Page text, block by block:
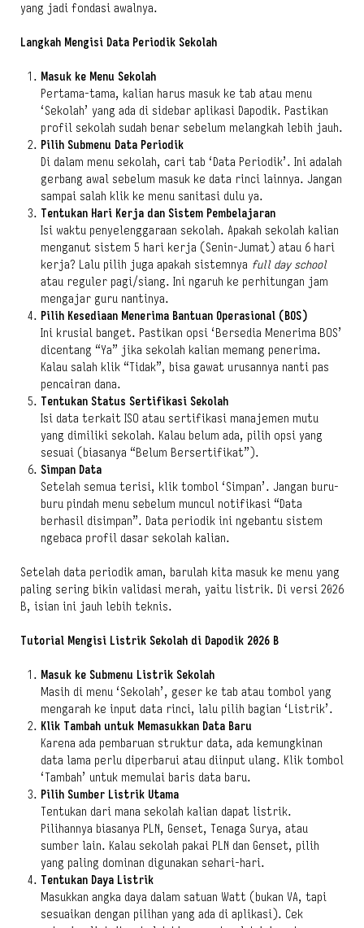
yang jadi fondasi awalnya.
Langkah Mengisi Data Periodik Sekolah
Masuk ke Menu Sekolah
Pertama-tama, kalian harus masuk ke tab atau menu
‘Sekolah’ yang ada di sidebar aplikasi Dapodik. Pastikan
profil sekolah sudah benar sebelum melangkah lebih jauh.
Pilih Submenu Data Periodik
Di dalam menu sekolah, cari tab ‘Data Periodik’. Ini adalah
gerbang awal sebelum masuk ke data rinci lainnya. Jangan
sampai salah klik ke menu sanitasi dulu ya.
Tentukan Hari Kerja dan Sistem Pembelajaran
Isi waktu penyelenggaraan sekolah. Apakah sekolah kalian
menganut sistem 5 hari kerja (Senin-Jumat) atau 6 hari
kerja? Lalu pilih juga apakah sistemnya full day school
atau reguler pagi/siang. Ini ngaruh ke perhitungan jam
mengajar guru nantinya.
Pilih Kesediaan Menerima Bantuan Operasional (BOS)
Ini krusial banget. Pastikan opsi ‘Bersedia Menerima BOS’
dicentang “Ya” jika sekolah kalian memang penerima.
Kalau salah klik “Tidak”, bisa gawat urusannya nanti pas
pencairan dana.
Tentukan Status Sertifikasi Sekolah
Isi data terkait ISO atau sertifikasi manajemen mutu
yang dimiliki sekolah. Kalau belum ada, pilih opsi yang
sesuai (biasanya “Belum Bersertifikat”).
Simpan Data
Setelah semua terisi, klik tombol ‘Simpan’. Jangan buru-
buru pindah menu sebelum muncul notifikasi “Data
berhasil disimpan”. Data periodik ini ngebantu sistem
ngebaca profil dasar sekolah kalian.
Setelah data periodik aman, barulah kita masuk ke menu yang
paling sering bikin validasi merah, yaitu listrik. Di versi 2026
B, isian ini jauh lebih teknis.
Tutorial Mengisi Listrik Sekolah di Dapodik 2026 B
Masuk ke Submenu Listrik Sekolah
Masih di menu ‘Sekolah’, geser ke tab atau tombol yang
mengarah ke input data rinci, lalu pilih bagian ‘Listrik’.
Klik Tambah untuk Memasukkan Data Baru
Karena ada pembaruan struktur data, ada kemungkinan
data lama perlu diperbarui atau diinput ulang. Klik tombol
‘Tambah’ untuk memulai baris data baru.
Pilih Sumber Listrik Utama
Tentukan dari mana sekolah kalian dapat listrik.
Pilihannya biasanya PLN, Genset, Tenaga Surya, atau
sumber lain. Kalau sekolah pakai PLN dan Genset, pilih
yang paling dominan digunakan sehari-hari.
Tentukan Daya Listrik
Masukkan angka daya dalam satuan Watt (bukan VA, tapi
sesuaikan dengan pilihan yang ada di aplikasi). Cek